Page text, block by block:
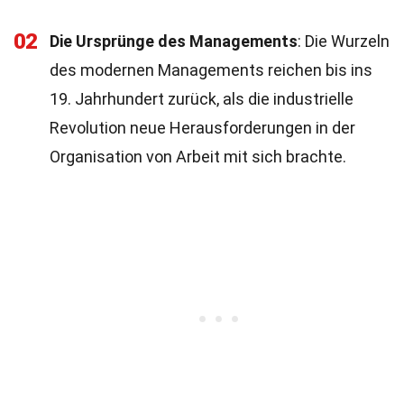
02 Die Ursprünge des Managements: Die Wurzeln
des modernen Managements reichen bis ins
19. Jahrhundert zurück, als die industrielle
Revolution neue Herausforderungen in der
Organisation von Arbeit mit sich brachte.